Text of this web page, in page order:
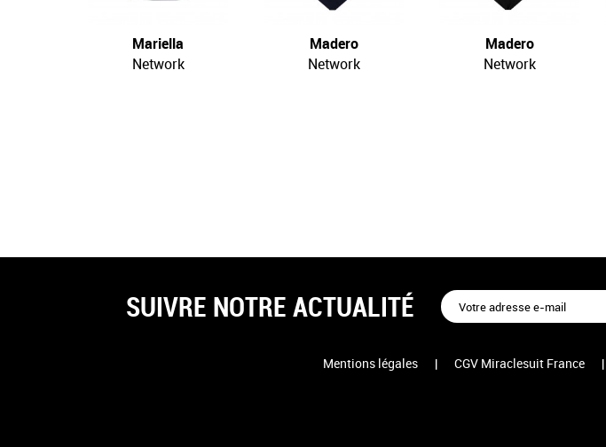
Mariella
Network
Madero
Network
Madero
Network
SUIVRE NOTRE ACTUALITÉ
Mentions légales | CGV Miraclesuit France |